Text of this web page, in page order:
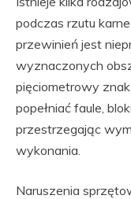
podczas rzutu
przewinień jest
wyznaczonych
pięciometrowy
popełniać faule,
przestrzegając
wykonania.
Naruszenia